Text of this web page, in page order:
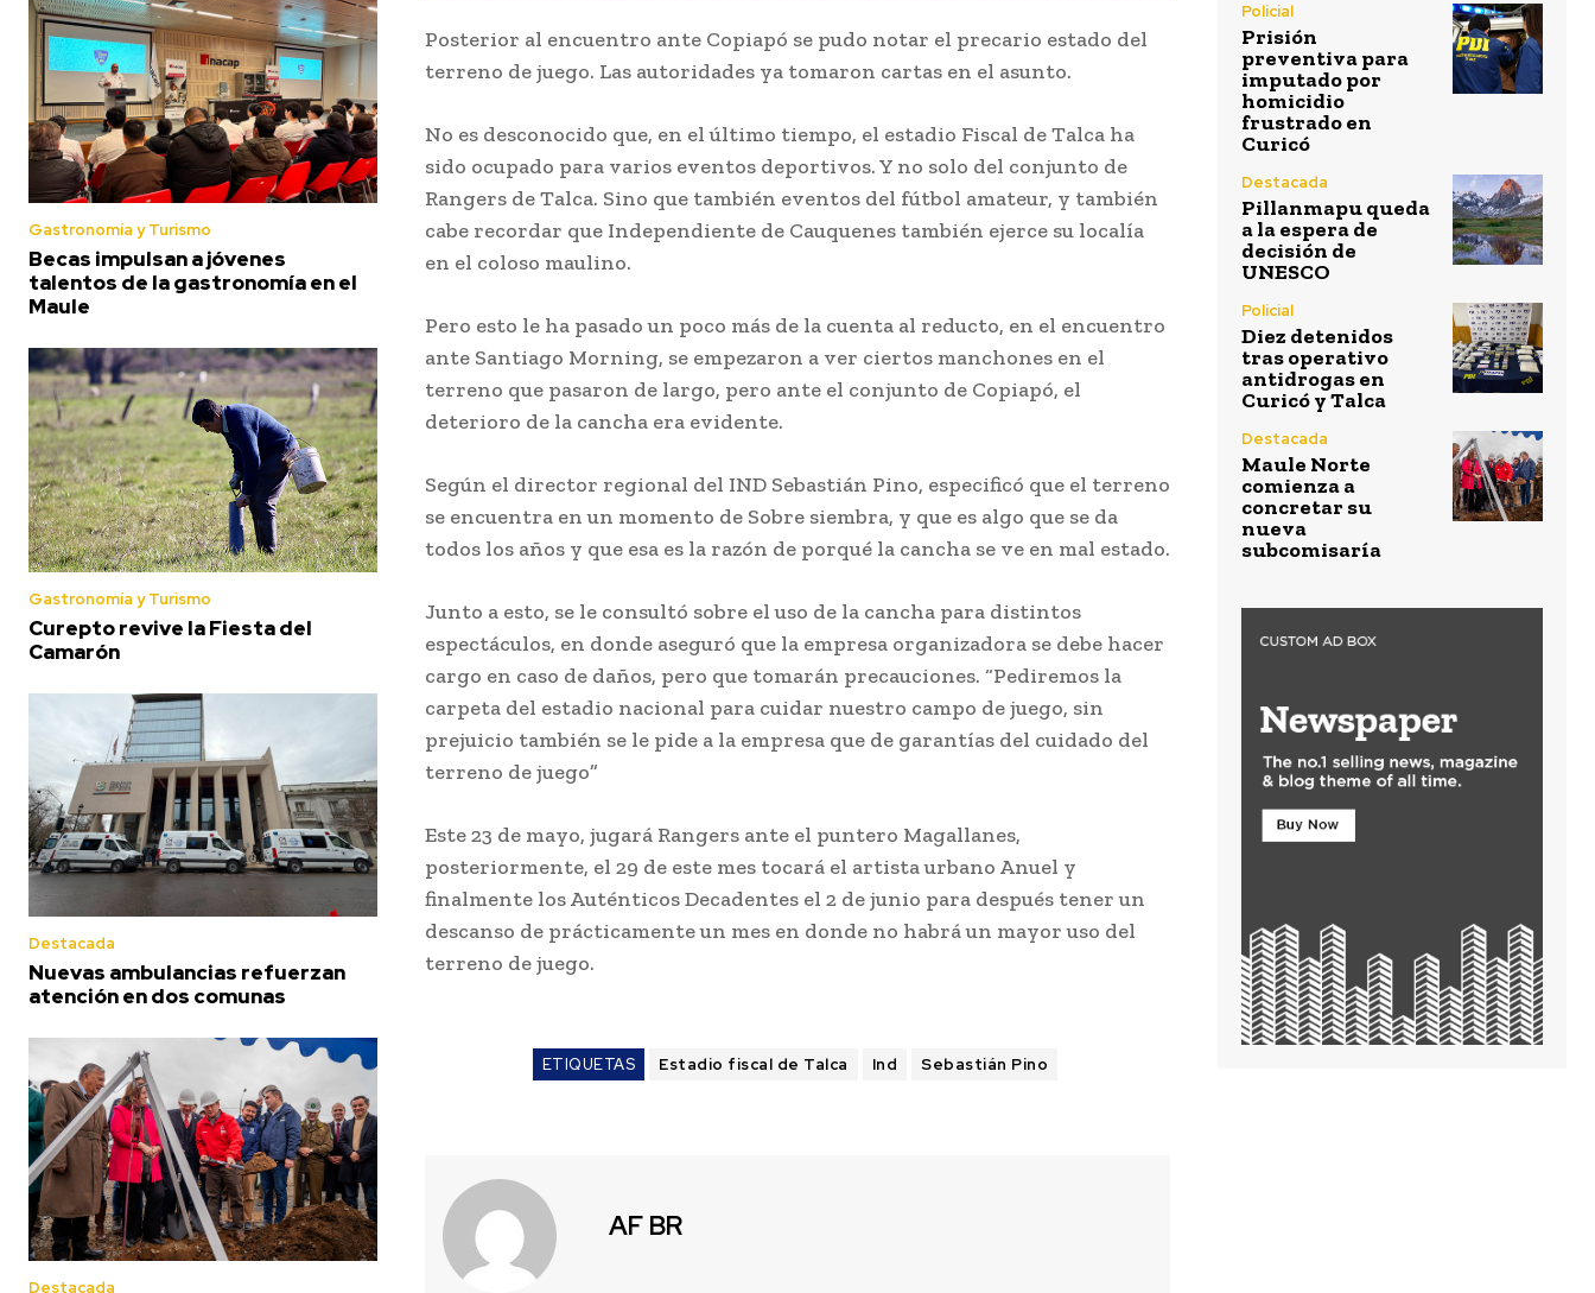
Gastronomía y Turismo
Becas impulsan a jóvenes
talentos de la gastronomía en el
Maule
Gastronomía y Turismo
Curepto revive la Fiesta del
Camarón
Destacada
Nuevas ambulancias refuerzan
atención en dos comunas
Destacada
Posterior al encuentro ante Copiapó se pudo notar el precario estado del
terreno de juego. Las autoridades ya tomaron cartas en el asunto.
No es desconocido que, en el último tiempo, el estadio Fiscal de Talca ha
sido ocupado para varios eventos deportivos. Y no solo del conjunto de
Rangers de Talca. Sino que también eventos del fútbol amateur, y también
cabe recordar que Independiente de Cauquenes también ejerce su localía
en el coloso maulino.
Pero esto le ha pasado un poco más de la cuenta al reducto, en el encuentro
ante Santiago Morning, se empezaron a ver ciertos manchones en el
terreno que pasaron de largo, pero ante el conjunto de Copiapó, el
deterioro de la cancha era evidente.
Según el director regional del IND Sebastián Pino, especificó que el terreno
se encuentra en un momento de Sobre siembra, y que es algo que se da
todos los años y que esa es la razón de porqué la cancha se ve en mal estado.
Junto a esto, se le consultó sobre el uso de la cancha para distintos
espectáculos, en donde aseguró que la empresa organizadora se debe hacer
cargo en caso de daños, pero que tomarán precauciones. “Pediremos la
carpeta del estadio nacional para cuidar nuestro campo de juego, sin
prejuicio también se le pide a la empresa que de garantías del cuidado del
terreno de juego”
Este 23 de mayo, jugará Rangers ante el puntero Magallanes,
posteriormente, el 29 de este mes tocará el artista urbano Anuel y
finalmente los Auténticos Decadentes el 2 de junio para después tener un
descanso de prácticamente un mes en donde no habrá un mayor uso del
terreno de juego.
ETIQUETAS Estadio fiscal de Talca Ind Sebastián Pino
AF BR
Policial
Prisión
preventiva para
imputado por
homicidio
frustrado en
Curicó
Destacada
Pillanmapu queda
a la espera de
decisión de
UNESCO
Policial
Diez detenidos
tras operativo
antidrogas en
Curicó y Talca
Destacada
Maule Norte
comienza a
concretar su
nueva
subcomisaría